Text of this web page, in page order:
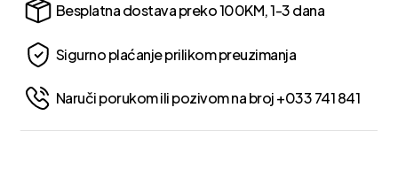
Besplatna dostava preko 100KM, 1-3 dana
Sigurno plaćanje prilikom preuzimanja
Naruči porukom ili pozivom na broj +033 741 841